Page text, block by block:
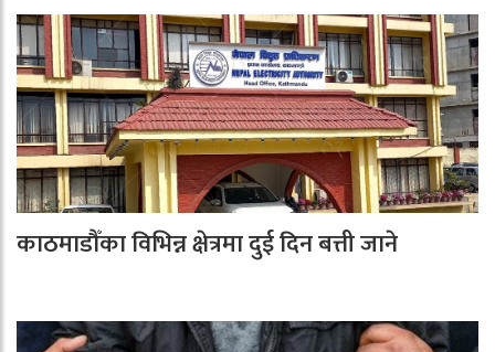
काठमाडौँका विभिन्न क्षेत्रमा दुई दिन बत्ती जाने